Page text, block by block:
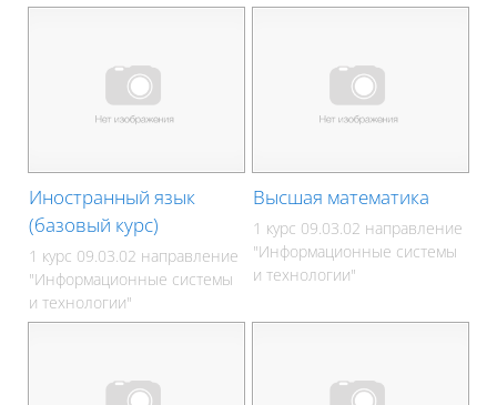
Иностранный язык
(базовый курс)
1 курс 09.03.02 направление
"Информационные системы
и технологии"
Высшая математика
1 курс 09.03.02 направление
"Информационные системы
и технологии"